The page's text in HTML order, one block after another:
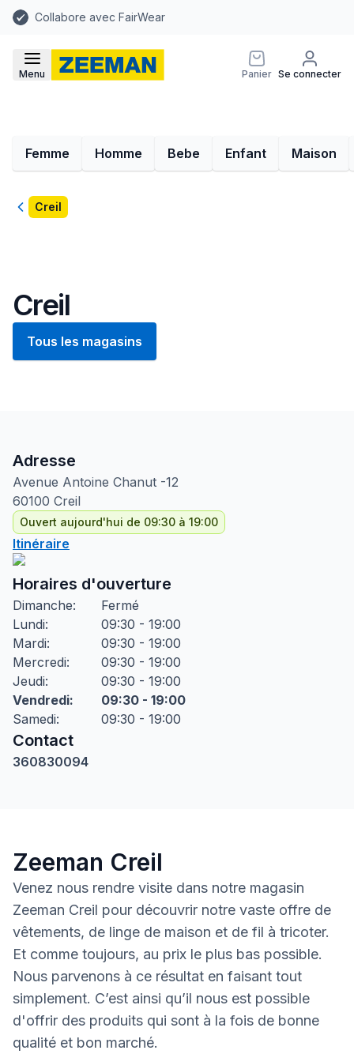
Collabore avec FairWear
Menu Panier Se connecter
Femme Homme Bebe Enfant Maison
Retour
Creil
Creil
Tous les magasins
Adresse
Avenue Antoine Chanut -12
60100 Creil
Ouvert aujourd'hui de 09:30 à 19:00
Itinéraire
Horaires d'ouverture
Dimanche:
Fermé
Lundi:
09:30 - 19:00
Mardi:
09:30 - 19:00
Mercredi:
09:30 - 19:00
Jeudi:
09:30 - 19:00
Vendredi:
09:30 - 19:00
Samedi: 09:30 - 19:00
Contact
360830094
Zeeman Creil
Venez nous rendre visite dans notre magasin
Zeeman Creil pour découvrir notre vaste offre de
vêtements, de linge de maison et de fil à tricoter.
Et comme toujours, au prix le plus bas possible.
Nous parvenons à ce résultat en faisant tout
simplement. C’est ainsi qu’il nous est possible
d'offrir des produits qui sont à la fois de bonne
qualité et bon marché.